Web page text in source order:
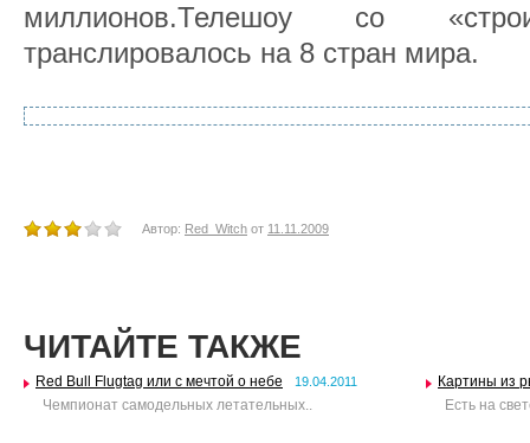
миллионов.Телешоу со
транслировалось на 8 стран мира.
Автор: Red_Witch от 11.11.2009
ЧИТАЙТЕ ТАКЖЕ
Red Bull Flugtag или с мечтой о небе 19.04.2011
Чемпионат самодельных летательных..
Картины из
Есть на